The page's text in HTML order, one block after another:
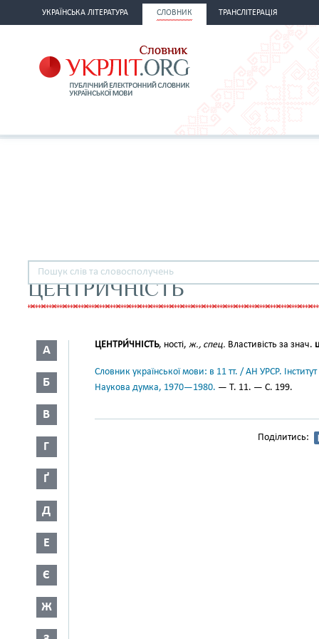
УКРАЇНСЬКА ЛІТЕРАТУРА СЛОВНИК ТРАНСЛІТЕРАЦІЯ
ЦЕНТРИЧНІСТЬ
А
Б
В
Г
Ґ
Д
Е
Є
Ж
ЦЕНТРИ́ЧНІСТЬ, ності, ж., спец. Властивість за знач.
Словник української мови: в 11 тт. / АН УРСР.
Наукова думка, 1970—1980. — Т. 11. — С. 199.
Поділитись: